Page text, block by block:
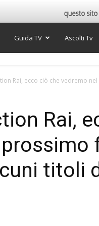
Guida TV Ascolti Tv
Rai, ecco ciò che vedremo
Rai,
titoli